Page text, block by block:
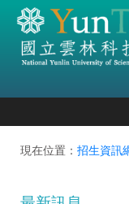
現在位置： 招生資訊